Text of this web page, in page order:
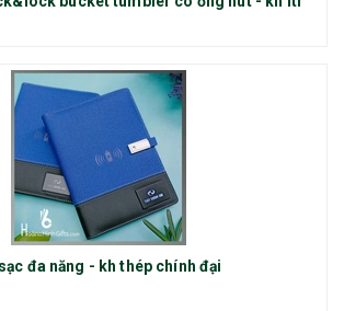
đa năng - kh thép chính đại